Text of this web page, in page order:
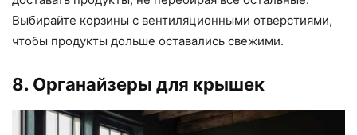
Выбирайте корзины с вентиляционными отверстиями,
чтобы продукты дольше оставались свежими.
8. Органайзеры для крышек